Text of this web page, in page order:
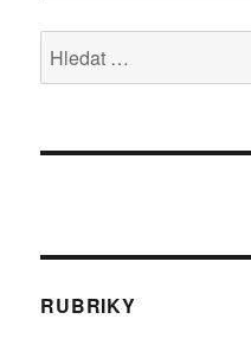
Hledat:
RUBRIKY